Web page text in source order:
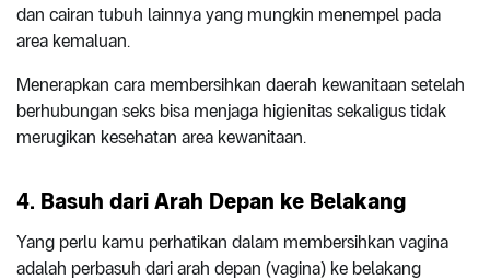
dan cairan tubuh lainnya yang mungkin menempel pada
area kemaluan.
Menerapkan cara membersihkan daerah kewanitaan setelah
berhubungan seks bisa menjaga higienitas sekaligus tidak
merugikan kesehatan area kewanitaan.
4. Basuh dari Arah Depan ke Belakang
Yang perlu kamu perhatikan dalam membersihkan vagina
adalah perbasuh dari arah depan (vagina) ke belakang